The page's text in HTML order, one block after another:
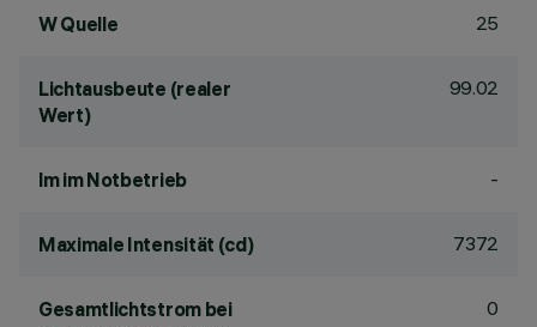
W Quelle 25
Lichtausbeute (realer
Wert)
99.02
lm im Notbetrieb -
Maximale Intensität (cd) 7372
Gesamtlichtstrom bei
0